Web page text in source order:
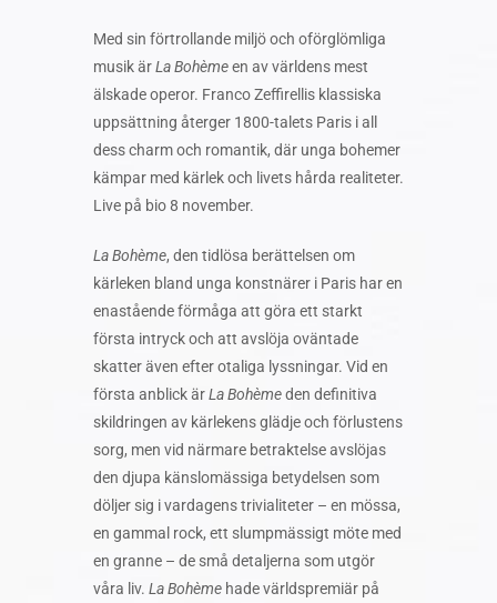
Med sin förtrollande miljö och oförglömliga
musik ärLa Bohèmeen av världens mest
älskade operor. Franco Zeffirellis klassiska
uppsättning återger 1800-talets Paris i all
dess charm och romantik, där unga bohemer
kämpar med kärlek och livets hårda realiteter.
Live på bio 8 november.
La Bohème, den tidlösa berättelsen om
kärleken bland unga konstnärer i Paris har en
enastående förmåga att göra ett starkt
första intryck och att avslöja oväntade
skatter även efter otaliga lyssningar. Vid en
första anblick ärLa Bohèmeden definitiva
skildringen av kärlekensglädjeoch förlustens
sorg, men vid närmare betraktelse avslöjas
den djupa känslomässiga betydelsen som
döljer sig i vardagens trivialiteter – en mössa,
en gammal rock, ett slumpmässigt möte med
en granne – de små detaljerna som utgör
våra liv. La Bohème hade världspremiär på